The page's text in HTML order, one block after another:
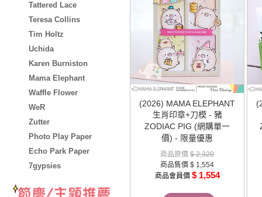
Tattered Lace
Teresa Collins
Tim Holtz
Uchida
Karen Burniston
Mama Elephant
Waffle Flower
WeR
Zutter
Photo Play Paper
Echo Park Paper
7gypsies
(2026) MAMA ELEPHANT
生肖印章+刀模 - 豬
ZODIAC PIG (網購單一
價) - 限量優惠
商品原價 $ 2,320
商品售價 $ 1,554
商品會員價 $ 1,554